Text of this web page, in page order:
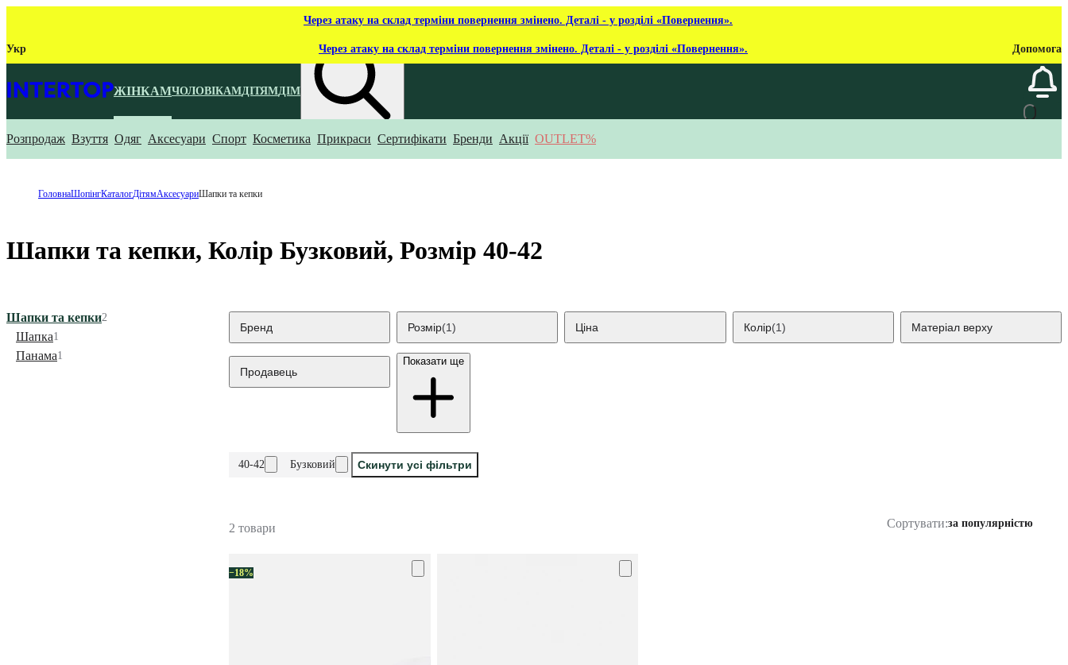
Через атаку на склад терміни повернення змінено. Деталі - у розділі «Повернення».
Укр Через атаку на склад терміни повернення змінено. Деталі - у розділі «Повернення». Допомога
ЖІНКАМЧОЛОВІКАМДІТЯМДІМ
Що ти шукаєш?
Розпродаж Взуття Одяг Аксесуари Спорт Косметика Прикраси Сертифікати Бренди Акції OUTLET%
ГоловнаШопінгКаталогДітямАксесуариШапки та кепки
Шапки та кепки, Колір Бузковий, Розмір 40-42
Шапки та кепки2
Шапка1
Панама1
Бренд Розмір(1) Ціна Колір(1) Матеріал верху
Продавець
Показати ще
40-42 Бузковий Скинути усі фільтри
2 товари Сортувати:за популярністю
−18%